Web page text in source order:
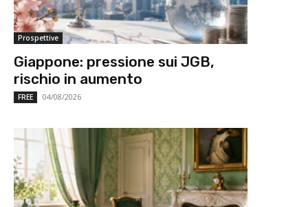
Prospettive
Giappone: pressione sui JGB,
rischio in aumento
FREE 04/08/2026